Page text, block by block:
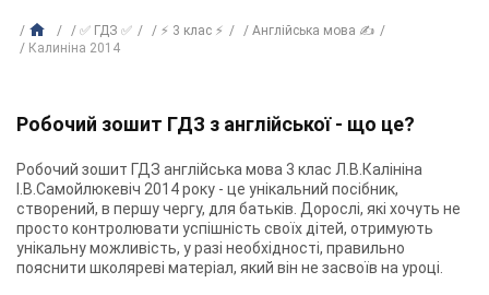
✅ ГДЗ ✅ ⚡ 3 клас ⚡
Англійська мова ✍
Калиніна 2014
Робочий зошит ГДЗ з англійської - що це?
Робочий зошит ГДЗ англійська мова 3 клас Л.В.Калініна
І.В.Самойлюкевіч 2014 року - це унікальний посібник,
створений, в першу чергу, для батьків. Дорослі, які хочуть не
просто контролювати успішність своїх дітей, отримують
унікальну можливість, у разі необхідності, правильно
пояснити школяреві матеріал, який він не засвоїв на уроці.